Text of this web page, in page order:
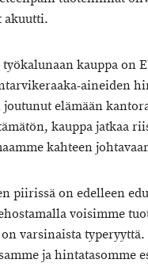
akuutti.
kauppa on
aineiden
elämään
kauppa jatkaa
kahteen
piirissä on edelleen
voisimme
varsinaista
ja hintatasomme